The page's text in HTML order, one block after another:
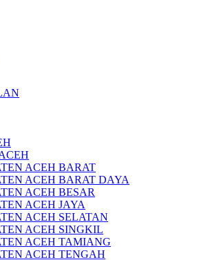
ACEH BARAT
ACEH BARAT DAYA
ACEH BESAR
ACEH JAYA
ACEH SELATAN
ACEH SINGKIL
ACEH TAMIANG
ACEH TENGAH